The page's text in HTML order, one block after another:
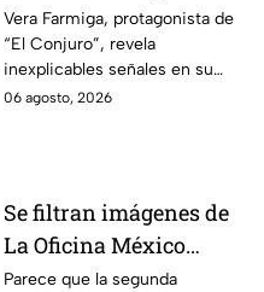
revela INQUIETANTES
señales en su cuerpo
durante la grabación de
la película
Vera Farmiga, protagonista de
“El Conjuro”, revela
inexplicables señales en su
cuerpo durante el rodaje de la
06 agosto, 2026
Se filtran imágenes de
La Oficina México
temporada 2 y un
Parece que la segunda